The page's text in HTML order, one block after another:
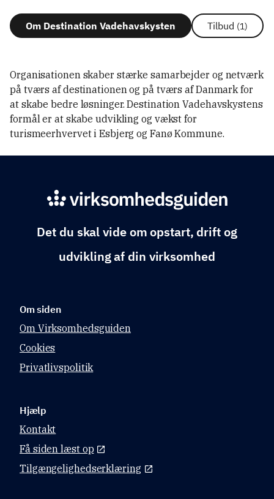
Om Destination Vadehavskysten Tilbud (1)
Organisationen skaber stærke samarbejder og netværk
på tværs af destinationen og på tværs af Danmark for
at skabe bedre løsninger. Destination Vadehavskystens
formål er at skabe udvikling og vækst for
turismeerhvervet i Esbjerg og Fanø Kommune.
Det du skal vide om opstart, drift og
udvikling af din virksomhed
Om siden
Om Virksomhedsguiden
Cookies
Privatlivspolitik
Hjælp
Kontakt
Få siden læst op
Tilgængelighedserklæring